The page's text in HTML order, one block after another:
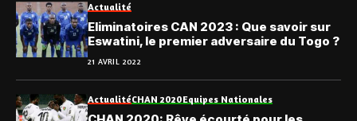
Actualité
Eliminatoires CAN 2023 : Que savoir sur
Eswatini, le premier adversaire du Togo ?
21 AVRIL 2022
ActualitéCHAN 2020Equipes Nationales